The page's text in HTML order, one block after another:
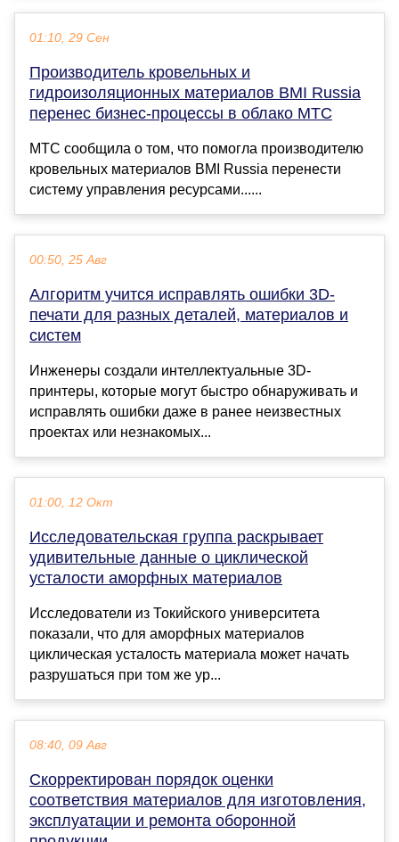
01:10, 29 Сен
Производитель кровельных и
гидроизоляционных материалов BMI Russia
перенес бизнес-процессы в облако МТС
МТС сообщила о том, что помогла производителю
кровельных материалов BMI Russia перенести
систему управления ресурсами......
00:50, 25 Авг
Алгоритм учится исправлять ошибки 3D-
печати для разных деталей, материалов и
систем
Инженеры создали интеллектуальные 3D-
принтеры, которые могут быстро обнаруживать и
исправлять ошибки даже в ранее неизвестных
проектах или незнакомых...
01:00, 12 Окт
Исследовательская группа раскрывает
удивительные данные о циклической
усталости аморфных материалов
Исследователи из Токийского университета
показали, что для аморфных материалов
циклическая усталость материала может начать
разрушаться при том же ур...
08:40, 09 Авг
Скорректирован порядок оценки
соответствия материалов для изготовления,
эксплуатации и ремонта оборонной